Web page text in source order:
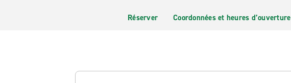
Réserver Coordonnées et heures d’ouverture